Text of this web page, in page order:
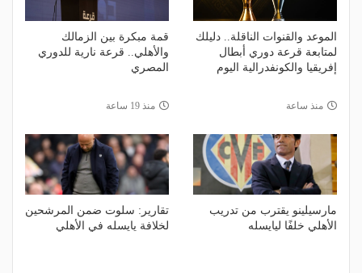
الموعد والقنوات الناقلة.. دليلك
لمتابعة قرعة دوري أبطال
إفريقيا والكونفدرالية اليوم
منذ ساعة
قمة مبكرة بين الزمالك
والأهلي.. قرعة نارية للدوري
المصري
منذ 19 ساعة
مارسيلينو يقترب من تدريب
الأهلي خلفًا ليايسله
تقارير: سلوت ضمن المرشحين
لخلافة يايسله في الأهلي